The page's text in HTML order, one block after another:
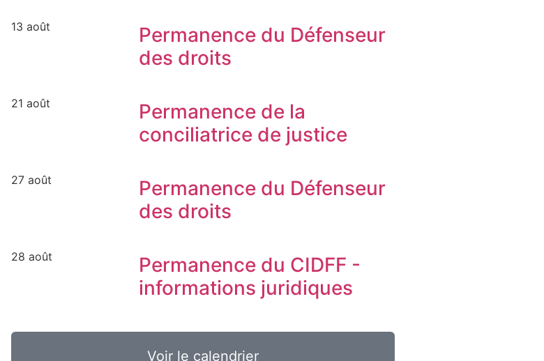
13 août
Permanence du Défenseur
des droits
21 août
Permanence de la
conciliatrice de justice
27 août
Permanence du Défenseur
des droits
28 août
Permanence du CIDFF -
informations juridiques
Voir le calendrier